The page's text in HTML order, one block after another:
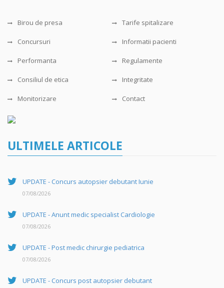
Birou de presa Tarife spitalizare
Concursuri Informatii pacienti
Performanta Regulamente
Consiliul de etica Integritate
Monitorizare Contact
ULTIMELE ARTICOLE
UPDATE - Concurs autopsier debutant Iunie
07/08/2026
UPDATE - Anunt medic specialist Cardiologie
07/08/2026
UPDATE - Post medic chirurgie pediatrica
07/08/2026
UPDATE - Concurs post autopsier debutant